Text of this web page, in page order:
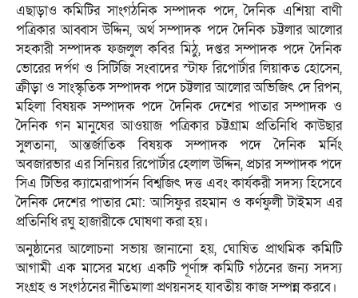
এছাড়াও কমিটির সাংগঠনিক সম্পাদক পদে, দৈনিক এশিয়া বাণী
পত্রিকার আব্বাস উদ্দিন, অর্থ সম্পাদক পদে দৈনিক চট্টলার আলোর
সহকারী সম্পাদক ফজলুল কবির মিঠু, দপ্তর সম্পাদক পদে দৈনিক
ভোরের দর্পণ ও সিটিজি সংবাদের স্টাফ রিপোর্টার লিয়াকত হোসেন,
ক্রীড়া ও সাংস্কৃতিক সম্পাদক পদে চট্টলার আলোর অভিজিৎ দে রিপন,
মহিলা বিষয়ক সম্পাদক পদে দৈনিক দেশের পাতার সম্পাদক ও
দৈনিক গন মানুষের আওয়াজ পত্রিকার চট্টগ্রাম প্রতিনিধি কাউছার
সুলতানা, আন্তর্জাতিক বিষয়ক সম্পাদক পদে দৈনিক মর্নিং
অবজারভার এর সিনিয়র রিপোর্টার হেলাল উদ্দিন, প্রচার সম্পাদক পদে
সিএ টিভির ক্যামেরাপার্সন বিশ্বজিৎ দত্ত এবং কার্যকরী সদস্য হিসেবে
দৈনিক দেশের পাতার মো: আসিফুর রহমান ও কর্ণফুলী টাইমস এর
প্রতিনিধি রঘু হাজারীকে ঘোষণা করা হয়।
অনুষ্ঠানের আলোচনা সভায় জানানো হয়, ঘোষিত প্রাথমিক কমিটি
আগামী এক মাসের মধ্যে একটি পূর্ণাঙ্গ কমিটি গঠনের জন্য সদস্য
সংগ্রহ ও সংগঠনের নীতিমালা প্রণয়নসহ যাবতীয় কাজ সম্পন্ন করবে।